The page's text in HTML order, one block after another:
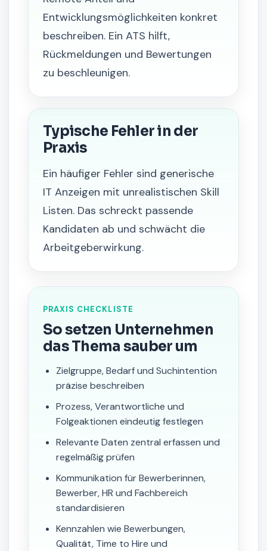
Entwicklungsmöglichkeiten konkret
beschreiben. Ein ATS hilft,
Rückmeldungen und Bewertungen
zu beschleunigen.
Typische Fehler in der
Praxis
Ein häufiger Fehler sind generische
IT Anzeigen mit unrealistischen Skill
Listen. Das schreckt passende
Kandidaten ab und schwächt die
Arbeitgeberwirkung.
PRAXIS CHECKLISTE
So setzen Unternehmen
das Thema sauber um
Zielgruppe, Bedarf und Suchintention
präzise beschreiben
Prozess, Verantwortliche und
Folgeaktionen eindeutig festlegen
Relevante Daten zentral erfassen und
regelmäßig prüfen
Kommunikation für Bewerberinnen,
Bewerber, HR und Fachbereich
standardisieren
Kennzahlen wie Bewerbungen,
Qualität, Time to Hire und